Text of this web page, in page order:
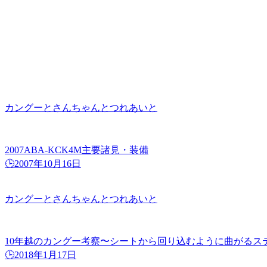
カングーとさんちゃんとつれあいと
2007ABA-KCK4M主要諸見・装備
🕒️2007年10月16日
カングーとさんちゃんとつれあいと
10年越のカングー考察〜シートから回り込むように曲がるス
🕒️2018年1月17日